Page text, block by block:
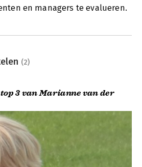
en managers te evalueren.
(2)
3 van Marianne van der